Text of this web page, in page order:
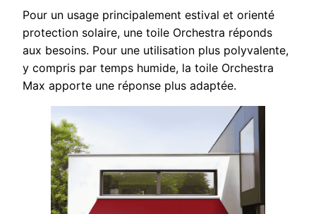
Pour un usage principalement estival et orienté
protection solaire, une toile Orchestra réponds
aux besoins. Pour une utilisation plus polyvalente,
y compris par temps humide, la toile Orchestra
Max apporte une réponse plus adaptée.